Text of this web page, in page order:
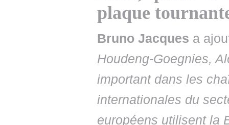
plaque
Bruno Jacques a
Houdeng-Goegnies,
important dans les
internationales du
européens utilisent la